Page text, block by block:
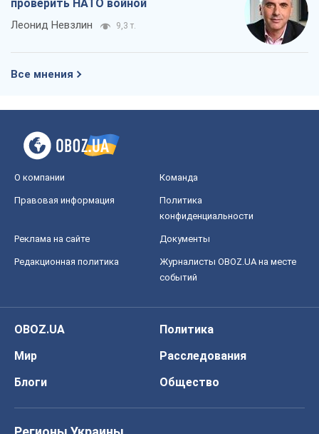
проверить НАТО войной
Леонид Невзлин 9,3 т.
Все мнения
О компании Команда
Правовая информация
Политика
конфиденциальности
Реклама на сайте Документы
Редакционная политика
Журналисты OBOZ.UA на месте
событий
OBOZ.UA
Политика
Мир
Расследования
Блоги
Общество